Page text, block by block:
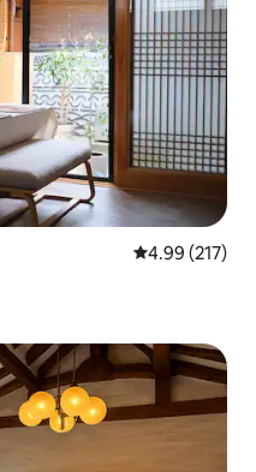
レビュー217
4.99 (217)